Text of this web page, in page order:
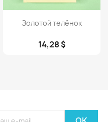
Просмотр
Золотой телёнок
14,28 $